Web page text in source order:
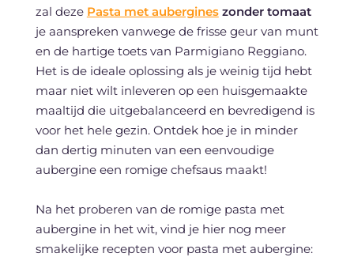
zal deze Pasta met aubergines zonder tomaat
je aanspreken vanwege de frisse geur van munt
en de hartige toets van Parmigiano Reggiano.
Het is de ideale oplossing als je weinig tijd hebt
maar niet wilt inleveren op een huisgemaakte
maaltijd die uitgebalanceerd en bevredigend is
voor het hele gezin. Ontdek hoe je in minder
dan dertig minuten van een eenvoudige
aubergine een romige chefsaus maakt!
Na het proberen van de romige pasta met
aubergine in het wit, vind je hier nog meer
smakelijke recepten voor pasta met aubergine: